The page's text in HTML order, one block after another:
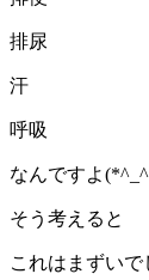
排尿
汗
呼吸
なんですよ
そう考えると
これはまずい